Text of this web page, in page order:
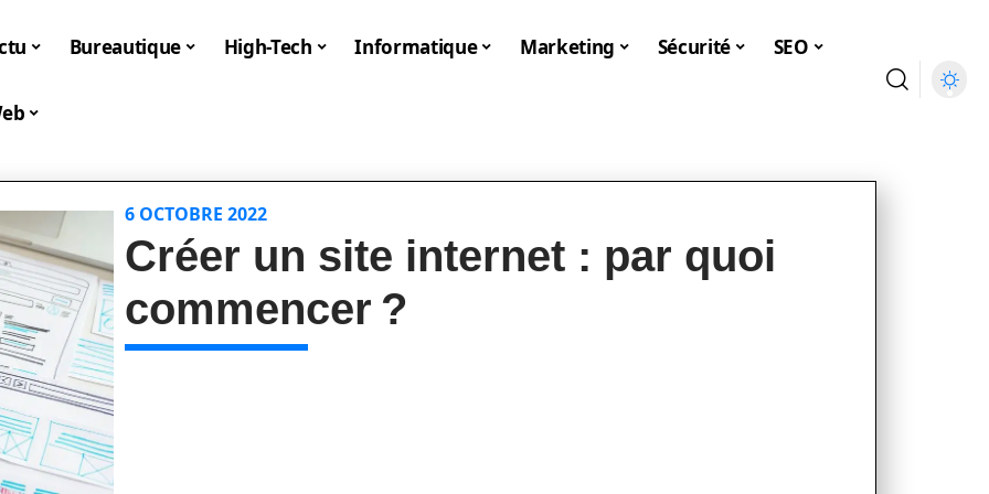
Bureautique High-Tech Informatique Marketing Sécurité SEO
6 OCTOBRE 2022
Créer un site internet : par quoi
commencer ?